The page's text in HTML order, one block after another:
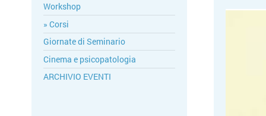
Workshop
Corsi
Giornate di Seminario
Cinema e psicopatologia
ARCHIVIO EVENTI